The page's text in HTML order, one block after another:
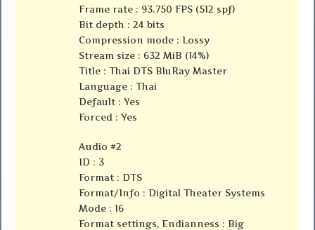
Frame rate : 93.750 FPS (512 spf)
Bit depth : 24 bits
Compression mode : Lossy
Stream size : 632 MiB (14%)
Title : Thai DTS BluRay Master
Language : Thai
Default : Yes
Forced : Yes
Audio #2
ID : 3
Format : DTS
Format/Info : Digital Theater Systems
Mode : 16
Format settings, Endianness : Big